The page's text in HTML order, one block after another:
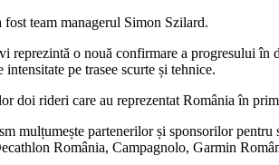
team managerul Simon Szilard.
reprezintă o nouă confirmare a progresului
pe trasee scurte și tehnice.
doi rideri care au reprezentat România în
mulțumește partenerilor și sponsorilor
România, Campagnolo, Garmin